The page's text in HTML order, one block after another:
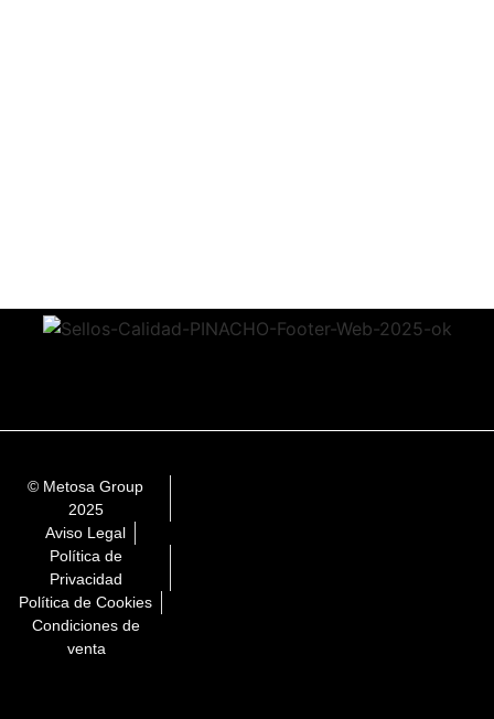
© Metosa Group
2025
Aviso Legal
Política de
Privacidad
Política de Cookies
Condiciones de
venta